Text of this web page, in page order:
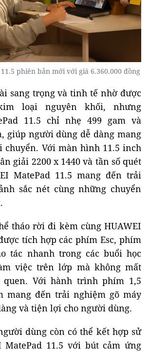
phiên bản mới với giá 6.360.000 đồng
sang trọng và tinh tế nhờ được
loại nguyên khối, nhưng
11.5 chỉ nhẹ 499 gam và
giúp người dùng dễ dàng mang
chuyển. Với màn hình 11.5 inch
giải 2200 x 1440 và tần số quét
MatePad 11.5 mang đến trải
sắc nét cùng những chuyển
tháo rời đi kèm cùng HUAWEI
tích hợp các phím Esc, phím
tác nhanh trong các buổi học
việc trên lớp mà không mất
Với hành trình phím 1,5
mang đến trải nghiệm gõ máy
và tiện lợi cho người dùng.
dùng còn có thể kết hợp sử
MatePad 11.5 với bút cảm ứng